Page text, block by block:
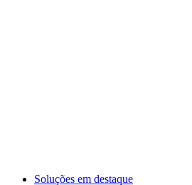
Soluções em destaque